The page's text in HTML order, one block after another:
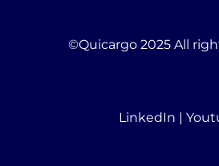
©Quicargo 2025 All
LinkedIn |